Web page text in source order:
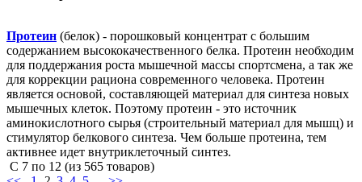
Протеин (белок) - порошковый концентрат с большим
содержанием высококачественного белка. Протеин необходим
для поддержания роста мышечной массы спортсмена, а так же
для коррекции рациона современного человека. Протеин
является основой, составляющей материал для синтеза новых
мышечных клеток. Поэтому протеин - это источник
аминокислотного сырья (строительный материал для мышц) и
стимулятор белкового синтеза. Чем больше протеина, тем
активнее идет внутриклеточный синтез.
С 7 по 12 (из 565 товаров)